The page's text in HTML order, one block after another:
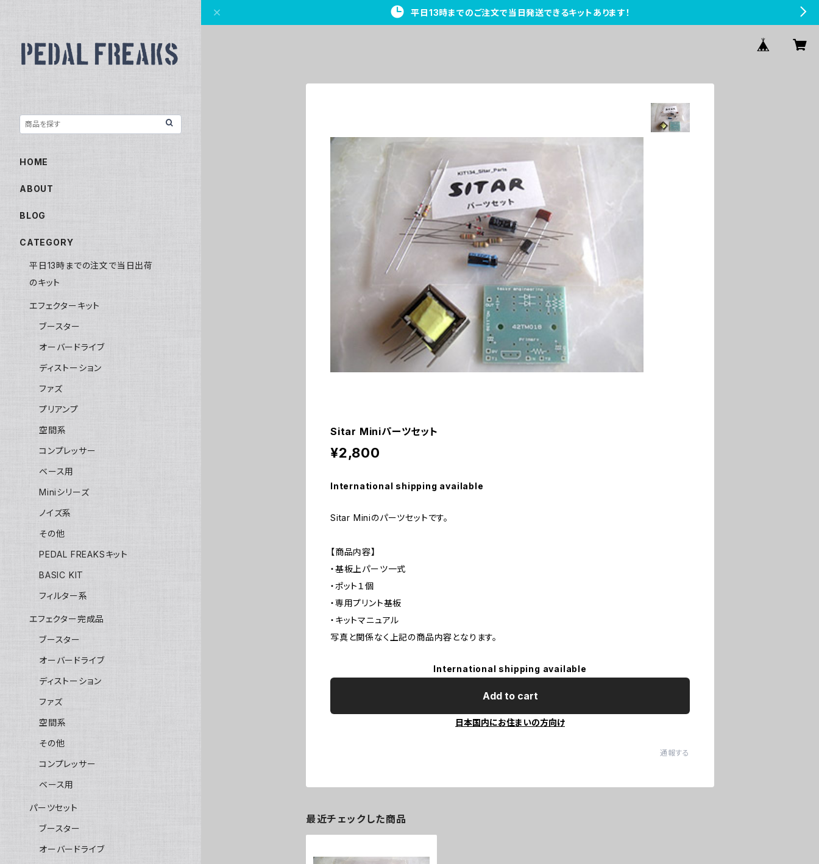
平日13時までのご注文で当日発送できるキットあります！
Sitar Miniパーツセット
¥2,800
International shipping available
Sitar Miniのパーツセットです。
【商品内容】
・基板上パーツ一式
・ポット１個
・専用プリント基板
・キットマニュアル
写真と関係なく上記の商品内容となります。
International shipping available
Add to cart
日本国内にお住まいの方向け
通報する
最近チェックした商品
HOME
ABOUT
BLOG
CATEGORY
平日13時までの注文で当日出荷
のキット
エフェクターキット
ブースター
オーバードライブ
ディストーション
ファズ
プリアンプ
空間系
コンプレッサー
ベース用
Miniシリーズ
ノイズ系
その他
PEDAL FREAKSキット
BASIC KIT
フィルター系
エフェクター完成品
ブースター
オーバードライブ
ディストーション
ファズ
空間系
その他
コンプレッサー
ベース用
パーツセット
ブースター
オーバードライブ